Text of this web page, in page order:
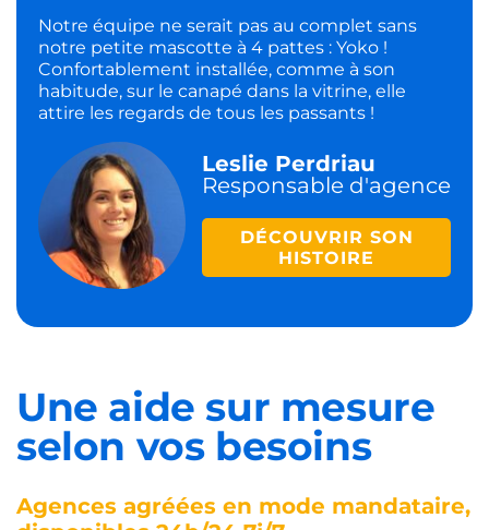
Notre équipe ne serait pas au complet sans
notre petite mascotte à 4 pattes : Yoko !
Confortablement installée, comme à son
habitude, sur le canapé dans la vitrine, elle
attire les regards de tous les passants !
Leslie Perdriau
Responsable d'agence
DÉCOUVRIR SON
HISTOIRE
Une aide sur mesure
selon vos besoins
Agences agréées en mode mandataire,